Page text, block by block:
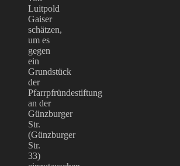
Luitpold
Gaiser
schätzen,
um es
gegen
ein
Grundstück
der
Pfarrpfründestiftung
an der
Günzburger
Str.
(Günzburger
Str.
33)